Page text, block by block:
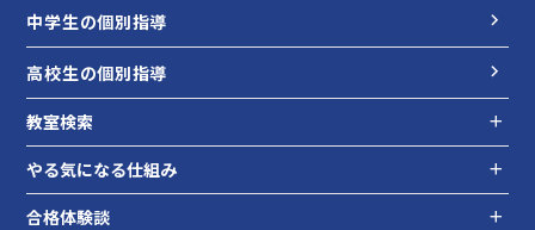
中学生の個別指導
高校生の個別指導
教室検索
やる気になる仕組み
合格体験談